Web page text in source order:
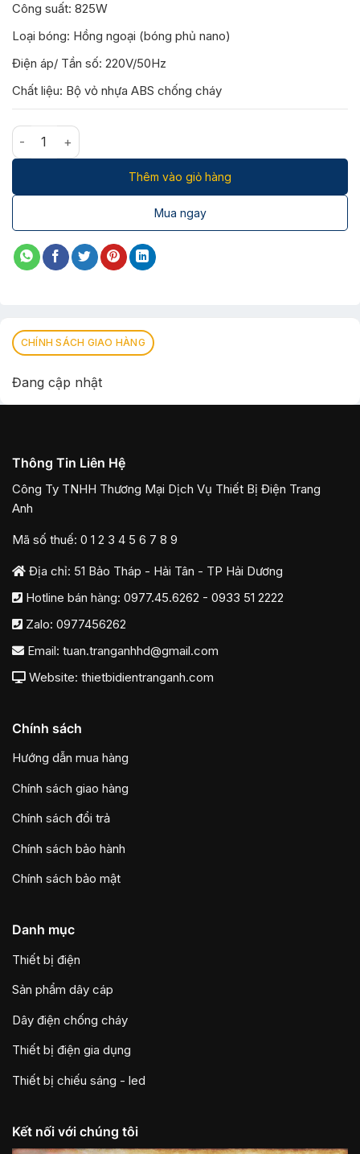
Công suất: 825W
Loại bóng: Hồng ngoại (bóng phủ nano)
Điện áp/ Tần số: 220V/50Hz
Chất liệu: Bộ vỏ nhựa ABS chống cháy
Đèn sưởi nhà tắm 3 bóng phủ nano HHL-G303 số lượng
Thêm vào giỏ hàng
Mua ngay
CHÍNH SÁCH GIAO HÀNG
Đang cập nhật
Thông Tin Liên Hệ
Công Ty TNHH Thương Mại Dịch Vụ Thiết Bị Điện Trang
Anh
Mã số thuế: 0 1 2 3 4 5 6 7 8 9
Địa chỉ: 51 Bảo Tháp - Hải Tân - TP Hải Dương
Hotline bán hàng: 0977.45.6262 - 0933 51 2222
Zalo: 0977456262
Email: tuan.tranganhhd@gmail.com
Website: thietbidientranganh.com
Chính sách
Hướng dẫn mua hàng
Chính sách giao hàng
Chính sách đổi trả
Chính sách bảo hành
Chính sách bảo mật
Danh mục
Thiết bị điện
Sản phẩm dây cáp
Dây điện chống cháy
Thiết bị điện gia dụng
Thiết bị chiếu sáng - led
Kết nối với chúng tôi